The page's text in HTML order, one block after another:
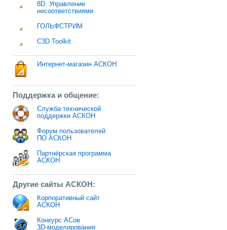
8D. Управление
несоответствиями
ГОЛЬФСТРИМ
C3D Toolkit
Интернет-магазин АСКОН
Поддержка и общение:
Служба технической
поддержки АСКОН
Форум пользователей
ПО АСКОН
Партнёрская программа
АСКОН
Другие сайты АСКОН:
Корпоративный сайт
АСКОН
Конкурс АСов
3D-моделирования